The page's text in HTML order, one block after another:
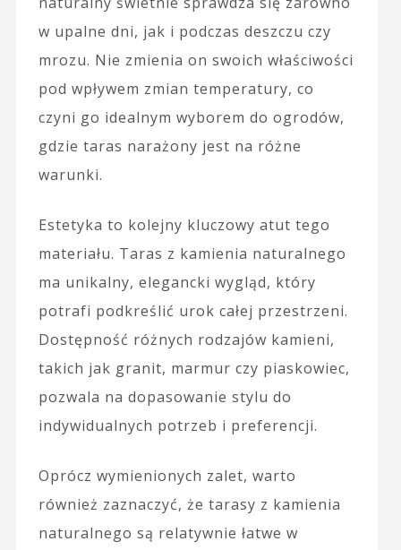
w upalne dni, jak i podczas deszczu czy
mrozu. Nie zmienia on swoich właściwości
pod wpływem zmian temperatury, co
czyni go idealnym wyborem do ogrodów,
gdzie taras narażony jest na różne
warunki.
Estetyka to kolejny kluczowy atut tego
materiału. Taras z kamienia naturalnego
ma unikalny, elegancki wygląd, który
potrafi podkreślić urok całej przestrzeni.
Dostępność różnych rodzajów kamieni,
takich jak granit, marmur czy piaskowiec,
pozwala na dopasowanie stylu do
indywidualnych potrzeb i preferencji.
Oprócz wymienionych zalet, warto
również zaznaczyć, że tarasy z kamienia
naturalnego są relatywnie łatwe w